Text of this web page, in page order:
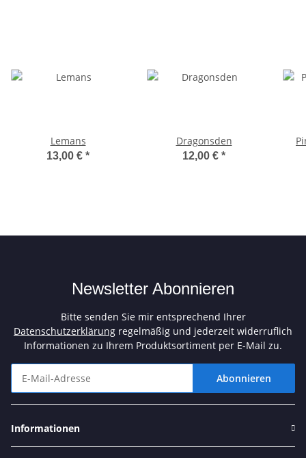
Lemans
13,00 € *
Dragonsden
12,00 € *
Newsletter Abonnieren
Bitte senden Sie mir entsprechend Ihrer
Datenschutzerklärung regelmäßig und jederzeit widerruflich
Informationen zu Ihrem Produktsortiment per E-Mail zu.
Abonnieren
Informationen